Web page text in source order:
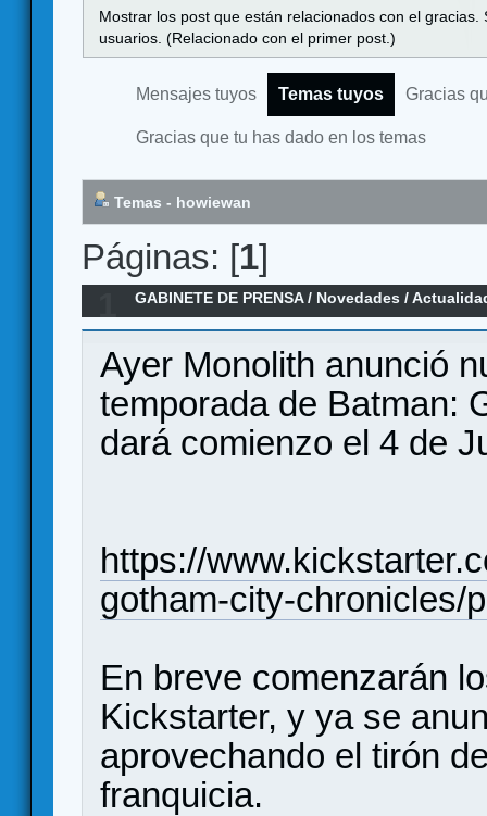
Mostrar los post que están relacionados con el
usuarios. (Relacionado con el primer post.)
Mensajes tuyos Temas tuyos Gracias
Gracias que tu has dado en los temas
Temas - howiewan
Páginas: [1]
GABINETE DE PRENSA/ Novedades /
Chronicles Season 2. 80th Anniversary Nuevo
Ayer Monolith anunció
temporada de Batman:
dará comienzo el 4 de
https://
gotham-city-chronicles/
En breve comenzarán
Kickstarter, y ya se
aprovechando el tirón
franquicia.